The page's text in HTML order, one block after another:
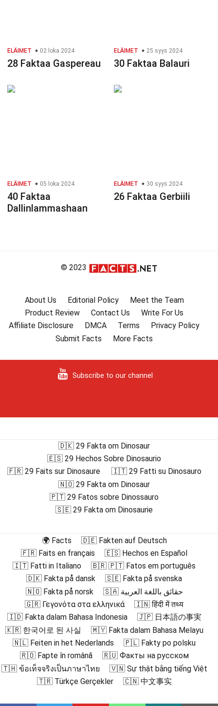
ELÄIMET 02 loka 2024
28 Faktaa Gaspereau
ELÄIMET 25 syys 2024
30 Faktaa Balauri
ELÄIMET 05 loka 2024
40 Faktaa
Dallinlammashaan
ELÄIMET 30 syys 2024
26 Faktaa Gerbiili
© 2023
About Us Editorial Policy
Meet the Team
Product Review
Contact Us
Write For Us
Affiliate Disclosure
DMCA Terms
Privacy Policy
Submit Facts
More Facts
Subscribe to our channel
🇩🇰 29 Fakta om Dinosaur
🇪🇸 29 Hechos Sobre Dinosaurio
🇫🇷 29 Faits sur Dinosaure
🇮🇹 29 Fatti su Dinosauro
🇳🇴 29 Fakta om Dinosaur
🇵🇹 29 Fatos sobre Dinossauro
🇸🇪 29 Fakta om Dinosaurie
🌍 Facts
🇩🇪 Fakten auf Deutsch
🇫🇷 Faits en français
🇪🇸 Hechos en Español
🇮🇹 Fatti in Italiano
🇧🇷 🇵🇹 Fatos em português
🇩🇰 Fakta på dansk
🇸🇪 Fakta på svenska
🇳🇴 Fakta på norsk
🇸🇦 حقائق باللغة العربية
🇬🇷 Γεγονότα στα ελληνικά
🇮🇳 हिंदी में तथ्य
🇮🇩 Fakta dalam Bahasa Indonesia
🇯🇵 日本語の事実
🇰🇷 한국어로 된 사실
🇲🇾 Fakta dalam Bahasa Melayu
🇳🇱 Feiten in het Nederlands
🇵🇱 Fakty po polsku
🇷🇴 Fapte în română
🇷🇺 Факты на русском
🇹🇭 ข้อเท็จจริงเป็นภาษาไทย
🇻🇳 Sự thật bằng tiếng Việt
🇹🇷 Türkçe Gerçekler
🇨🇳 中文事实